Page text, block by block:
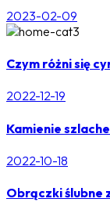
2023-02-09
Czym różni się
2022-12-19
Kamienie
2022-10-18
Obrączki ślubne